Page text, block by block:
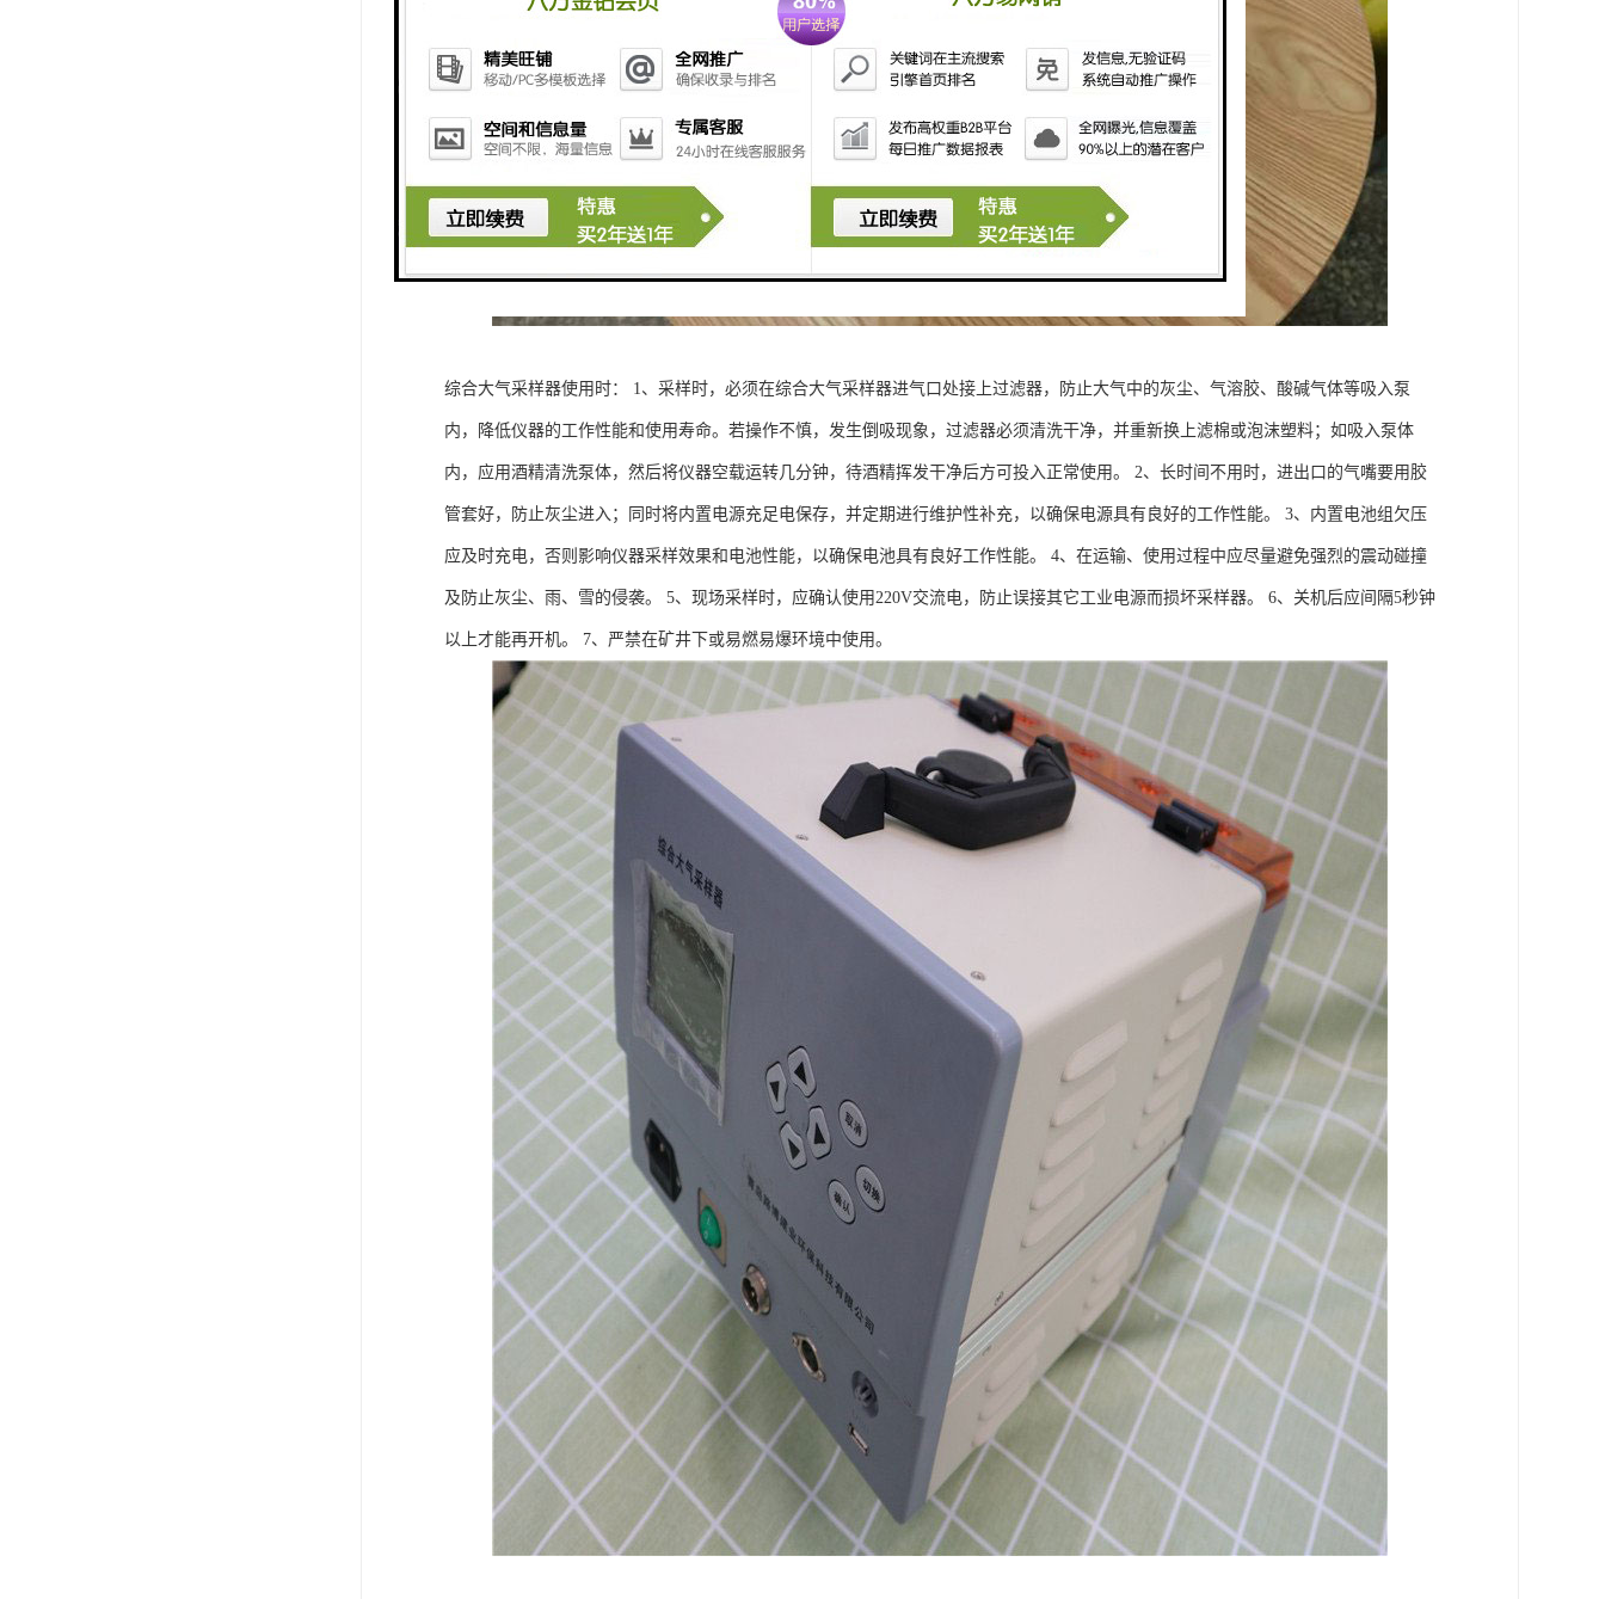
综合大气采样器使用时： 1、采样时，必须在综合大气采样器进气口处接上过滤器，防止大气中的灰尘、气溶胶、酸碱气体等吸入泵
内，降低仪器的工作性能和使用寿命。若操作不慎，发生倒吸现象，过滤器必须清洗干净，并重新换上滤棉或泡沫塑料；如吸入泵体
内，应用酒精清洗泵体，然后将仪器空载运转几分钟，待酒精挥发干净后方可投入正常使用。 2、长时间不用时，进出口的气嘴要用胶
管套好，防止灰尘进入；同时将内置电源充足电保存，并定期进行维护性补充，以确保电源具有良好的工作性能。 3、内置电池组欠压
应及时充电，否则影响仪器采样效果和电池性能，以确保电池具有良好工作性能。 4、在运输、使用过程中应尽量避免强烈的震动碰撞
及防止灰尘、雨、雪的侵袭。 5、现场采样时，应确认使用220V交流电，防止误接其它工业电源而损坏采样器。 6、关机后应间隔5秒钟
以上才能再开机。 7、严禁在矿井下或易燃易爆环境中使用。